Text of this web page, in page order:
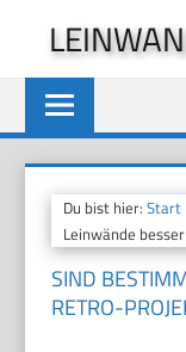
springen
Du bist hier:Start
Leinwände
SIND
RETRO-